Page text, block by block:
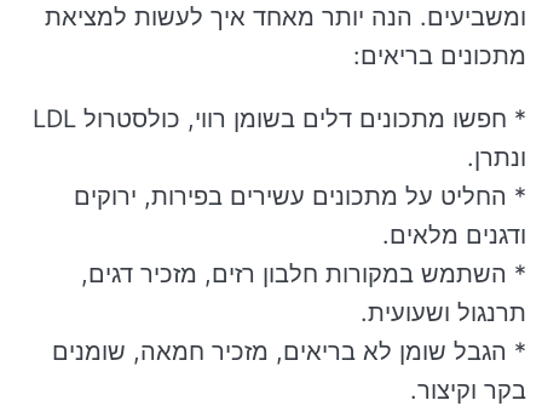
ומשביעים. הנה יותר מאחד איך לעשות למציאת
מתכונים בריאים:
* חפשו מתכונים דלים בשומן רווי, כולסטרול LDL
ונתרן.
* החליט על מתכונים עשירים בפירות, ירוקים
ודגנים מלאים.
* השתמש במקורות חלבון רזים, מזכיר דגים,
תרנגול ושעועית.
* הגבל שומן לא בריאים, מזכיר חמאה, שומנים
בקר וקיצור.